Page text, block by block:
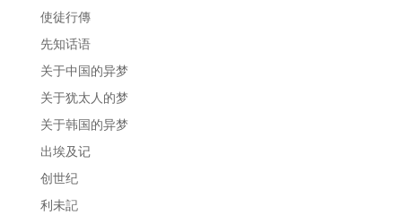
使徒行傳
先知话语
关于中国的异梦
关于犹太人的梦
关于韩国的异梦
出埃及记
创世纪
利未記